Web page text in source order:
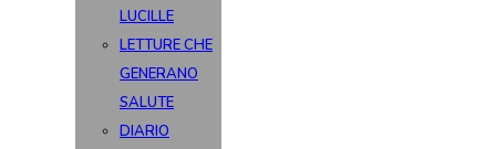
LUCILLE
LETTURE CHE
GENERANO
SALUTE
DIARIO